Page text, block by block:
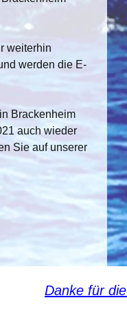
Kind-
weiterhin
werden die E-
Brackenheim
auch wieder
Sie auf unserer
Danke für